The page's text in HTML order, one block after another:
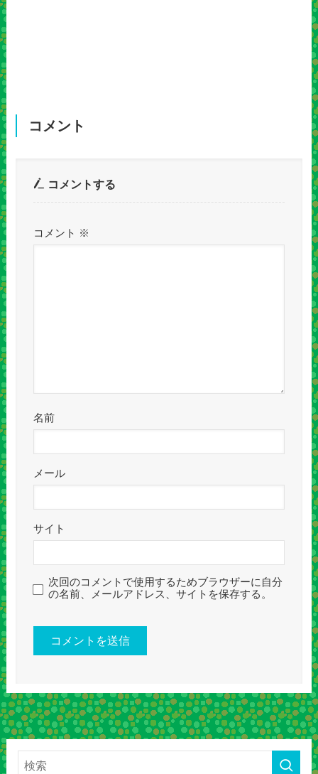
コメント
コメントする
コメント ※
名前
メール
サイト
次回のコメントで使用するためブラウザーに自分
の名前、メールアドレス、サイトを保存する。